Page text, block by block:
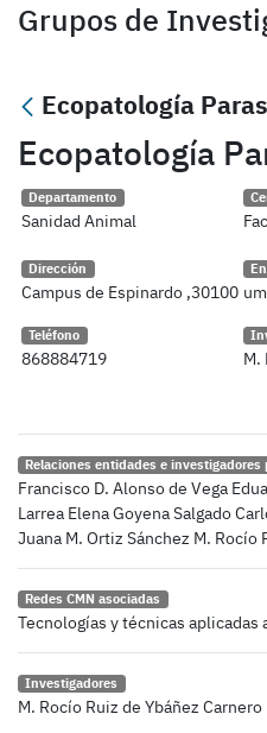
Grupos de
Ecopatología
Ecopatología
Departamento
Sanidad Animal
Dirección
Campus de Espinardo ,30100
Teléfono
868884719
um
M.
Relaciones entidades e
Francisco D. Alonso de Vega
Larrea Elena Goyena Salgado
Juana M. Ortiz Sánchez M. Rocío
Redes CMN asociadas
Tecnologías y técnicas aplicadas
Investigadores
M. Rocío Ruiz de Ybáñez Carnero